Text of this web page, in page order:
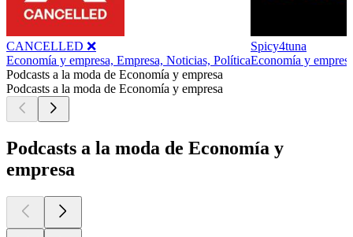
CANCELLED ❌
Economía y empresa, Empresa, Noticias, Política
Spicy4tuna
Economía y
Podcasts a la moda de Economía y empresa
Podcasts a la moda de Economía y empresa
Podcasts a la moda de Economía y
empresa